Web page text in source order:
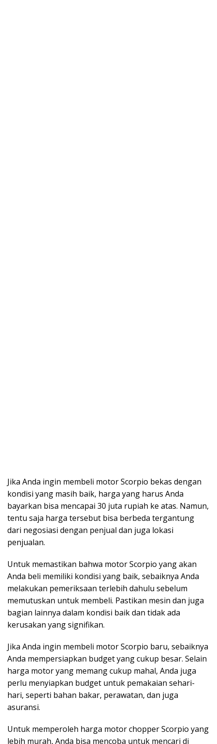
Jika Anda ingin membeli motor Scorpio bekas dengan
kondisi yang masih baik, harga yang harus Anda
bayarkan bisa mencapai 30 juta rupiah ke atas. Namun,
tentu saja harga tersebut bisa berbeda tergantung
dari negosiasi dengan penjual dan juga lokasi
penjualan.
Untuk memastikan bahwa motor Scorpio yang akan
Anda beli memiliki kondisi yang baik, sebaiknya Anda
melakukan pemeriksaan terlebih dahulu sebelum
memutuskan untuk membeli. Pastikan mesin dan juga
bagian lainnya dalam kondisi baik dan tidak ada
kerusakan yang signifikan.
Jika Anda ingin membeli motor Scorpio baru, sebaiknya
Anda mempersiapkan budget yang cukup besar. Selain
harga motor yang memang cukup mahal, Anda juga
perlu menyiapkan budget untuk pemakaian sehari-
hari, seperti bahan bakar, perawatan, dan juga
asuransi.
Untuk memperoleh harga motor chopper Scorpio yang
lebih murah, Anda bisa mencoba untuk mencari di